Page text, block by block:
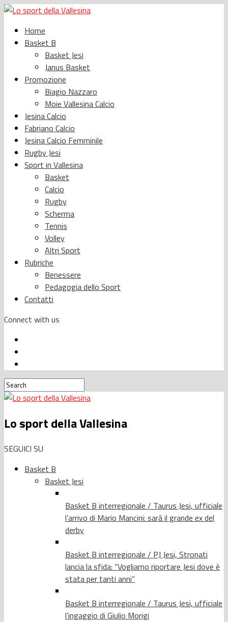
Home
Basket B
Basket Jesi
Janus Basket
Promozione
Biagio Nazzaro
Moie Vallesina Calcio
Jesina Calcio
Fabriano Calcio
Jesina Calcio Femminile
Rugby Jesi
Sport in Vallesina
Basket
Calcio
Rugby
Scherma
Tennis
Volley
Altri Sport
Rubriche
Benessere
Pedagogia dello Sport
Contatti
Connect with us
Lo sport della Vallesina
SEGUICI SU
Basket B
Basket Jesi
Basket B interregionale / Taurus Jesi, ufficiale
l’arrivo di Mario Mancini: sarà il grande ex del
derby
Basket B interregionale / PJ Jesi, Stronati
lancia la sfida: “Vogliamo riportare Jesi dove è
stata per tanti anni”
Basket B interregionale / Taurus Jesi, ufficiale
l’ingaggio di Giulio Morigi